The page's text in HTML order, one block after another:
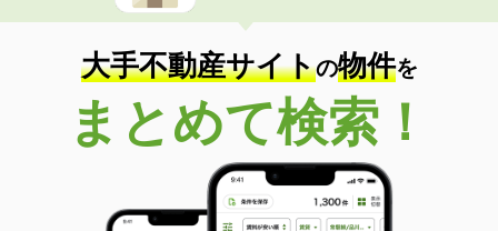
大手不動産サイトの物件を
まとめて検索！